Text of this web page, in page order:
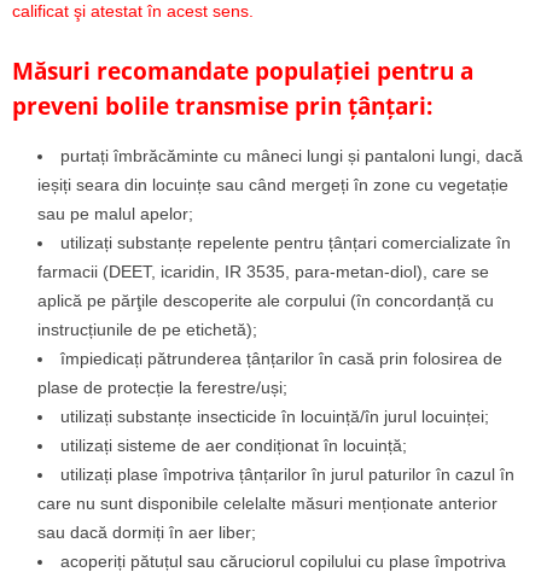
calificat şi atestat în acest sens.
Măsuri recomandate populației pentru a
preveni bolile transmise prin țânțari:
purtați îmbrăcăminte cu mâneci lungi și pantaloni lungi, dacă
ieșiți seara din locuințe sau când mergeți în zone cu vegetație
sau pe malul apelor;
utilizați substanțe repelente pentru țânțari comercializate în
farmacii (DEET, icaridin, IR 3535, para-metan-diol), care se
aplică pe părţile descoperite ale corpului (în concordanță cu
instrucțiunile de pe etichetă);
împiedicați pătrunderea țânțarilor în casă prin folosirea de
plase de protecție la ferestre/uși;
utilizați substanțe insecticide în locuință/în jurul locuinței;
utilizați sisteme de aer condiționat în locuință;
utilizați plase împotriva țânțarilor în jurul paturilor în cazul în
care nu sunt disponibile celelalte măsuri menționate anterior
sau dacă dormiți în aer liber;
acoperiți pătuțul sau căruciorul copilului cu plase împotriva